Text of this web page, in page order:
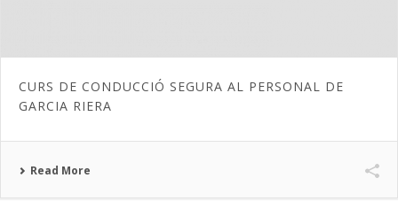
CURS DE CONDUCCIÓ SEGURA AL PERSONAL DE
GARCIA RIERA
Read More